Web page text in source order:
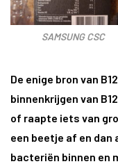
SAMSUNG CSC
De enige bron van
binnenkrijgen van
of raapte iets van
een beetje af en dan
bacteriën binnen en